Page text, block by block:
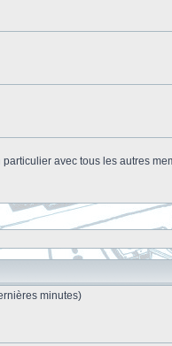
avec tous les autres
minutes)